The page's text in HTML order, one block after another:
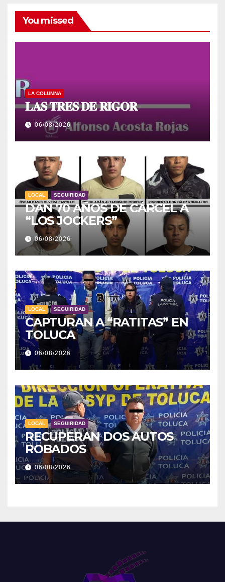
You missed
LA COLUMNA
𝐋𝐀𝐒 𝐓𝐑𝐄𝐒 𝐃𝐄 𝐑𝐈𝐆𝐎𝐑
06/08/2026
LOCAL SEGUIRIDAD
DAN 70 AÑOS DE CÁRCEL A
“LOS JOCKERS”
06/08/2026
LOCAL SEGUIRIDAD
CAPTURAN A “RATITAS” EN
TOLUCA
06/08/2026
LOCAL SEGUIRIDAD
RECUPERAN DOS AUTOS
ROBADOS
06/08/2026